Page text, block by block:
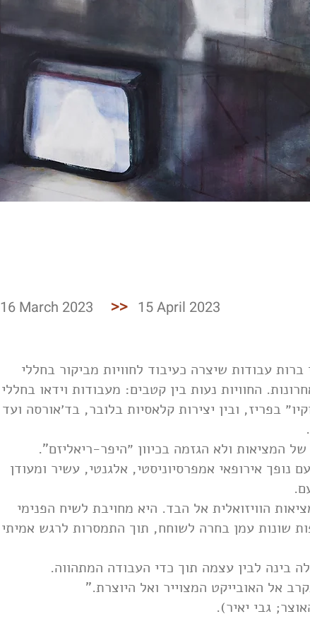
16 March 2023 15 April 2023
>>
עבודות שיצרה כעיבוד לחוויות מביקור בחללי
החוויות נעות בין קטבים: מעבודות וידאו בחללי
בפריז, ובין יצירות קלאסיות בלובר, בד׳אורסה ועד
המציאות ולא הגזמה בכיוון ״היפר-ריאליזם".
נופך אירופאי אמפרסיוניסטי, אלגנטי, עשיר ומעודן
הוויזואלית אל הבד. היא מחויבת לשיח הפנימי
שונות עמן בחרה לשוחח, תוך התמסרות לרגש אמיתי
בינה לבין עצמה תוך כדי העבודה המתהווה.
אל האובייקט המצוייר ואל היוצרת."
גבי יאיר).